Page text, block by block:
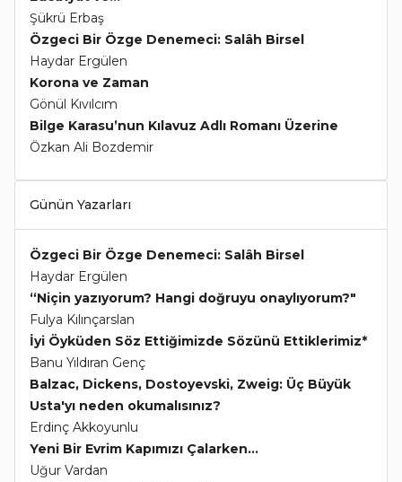
Şükrü Erbaş
Özgeci Bir Özge Denemeci: Salâh Birsel
Haydar Ergülen
Korona ve Zaman
Gönül Kıvılcım
Bilge Karasu’nun Kılavuz Adlı Romanı Üzerine
Özkan Ali Bozdemir
Günün Yazarları
Özgeci Bir Özge Denemeci: Salâh Birsel
Haydar Ergülen
“Niçin yazıyorum? Hangi doğruyu onaylıyorum?"
Fulya Kılınçarslan
İyi Öyküden Söz Ettiğimizde Sözünü Ettiklerimiz*
Banu Yıldıran Genç
Balzac, Dickens, Dostoyevski, Zweig: Üç Büyük
Usta'yı neden okumalısınız?
Erdinç Akkoyunlu
Yeni Bir Evrim Kapımızı Çalarken...
Uğur Vardan